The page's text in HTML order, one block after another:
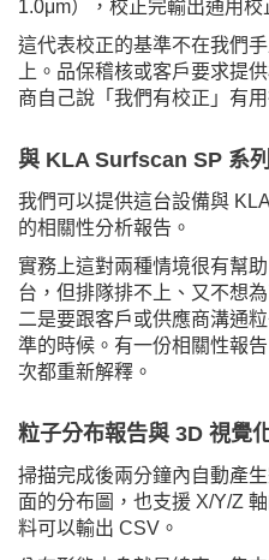
1.0μm），校正完輸出通用校
這代表校正的基準不在我們
上。品保稽核或客戶要求提
商自己說「我們有校正」有用
與 KLA Surfscan SP 系
我們可以提供這台設備與
的相關性分析報告。
實務上這對兩種情境很有幫
台，但排隊排不上、又不想
二是要跟客戶或供應商溝通
準的時候。有一份相關性報
次都重新解釋。
粒子分布報告與 3D 視覺
掃描完成後兩分鐘內自動產
面的分布圖，也支援 X/Y/Z
料可以輸出 CSV。